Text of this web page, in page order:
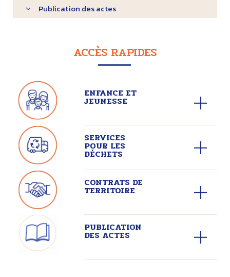
Publication des actes
ACCÈS RAPIDES
ENFANCE ET
JEUNESSE
SERVICES
POUR LES
DÉCHETS
CONTRATS DE
TERRITOIRE
PUBLICATION
DES ACTES